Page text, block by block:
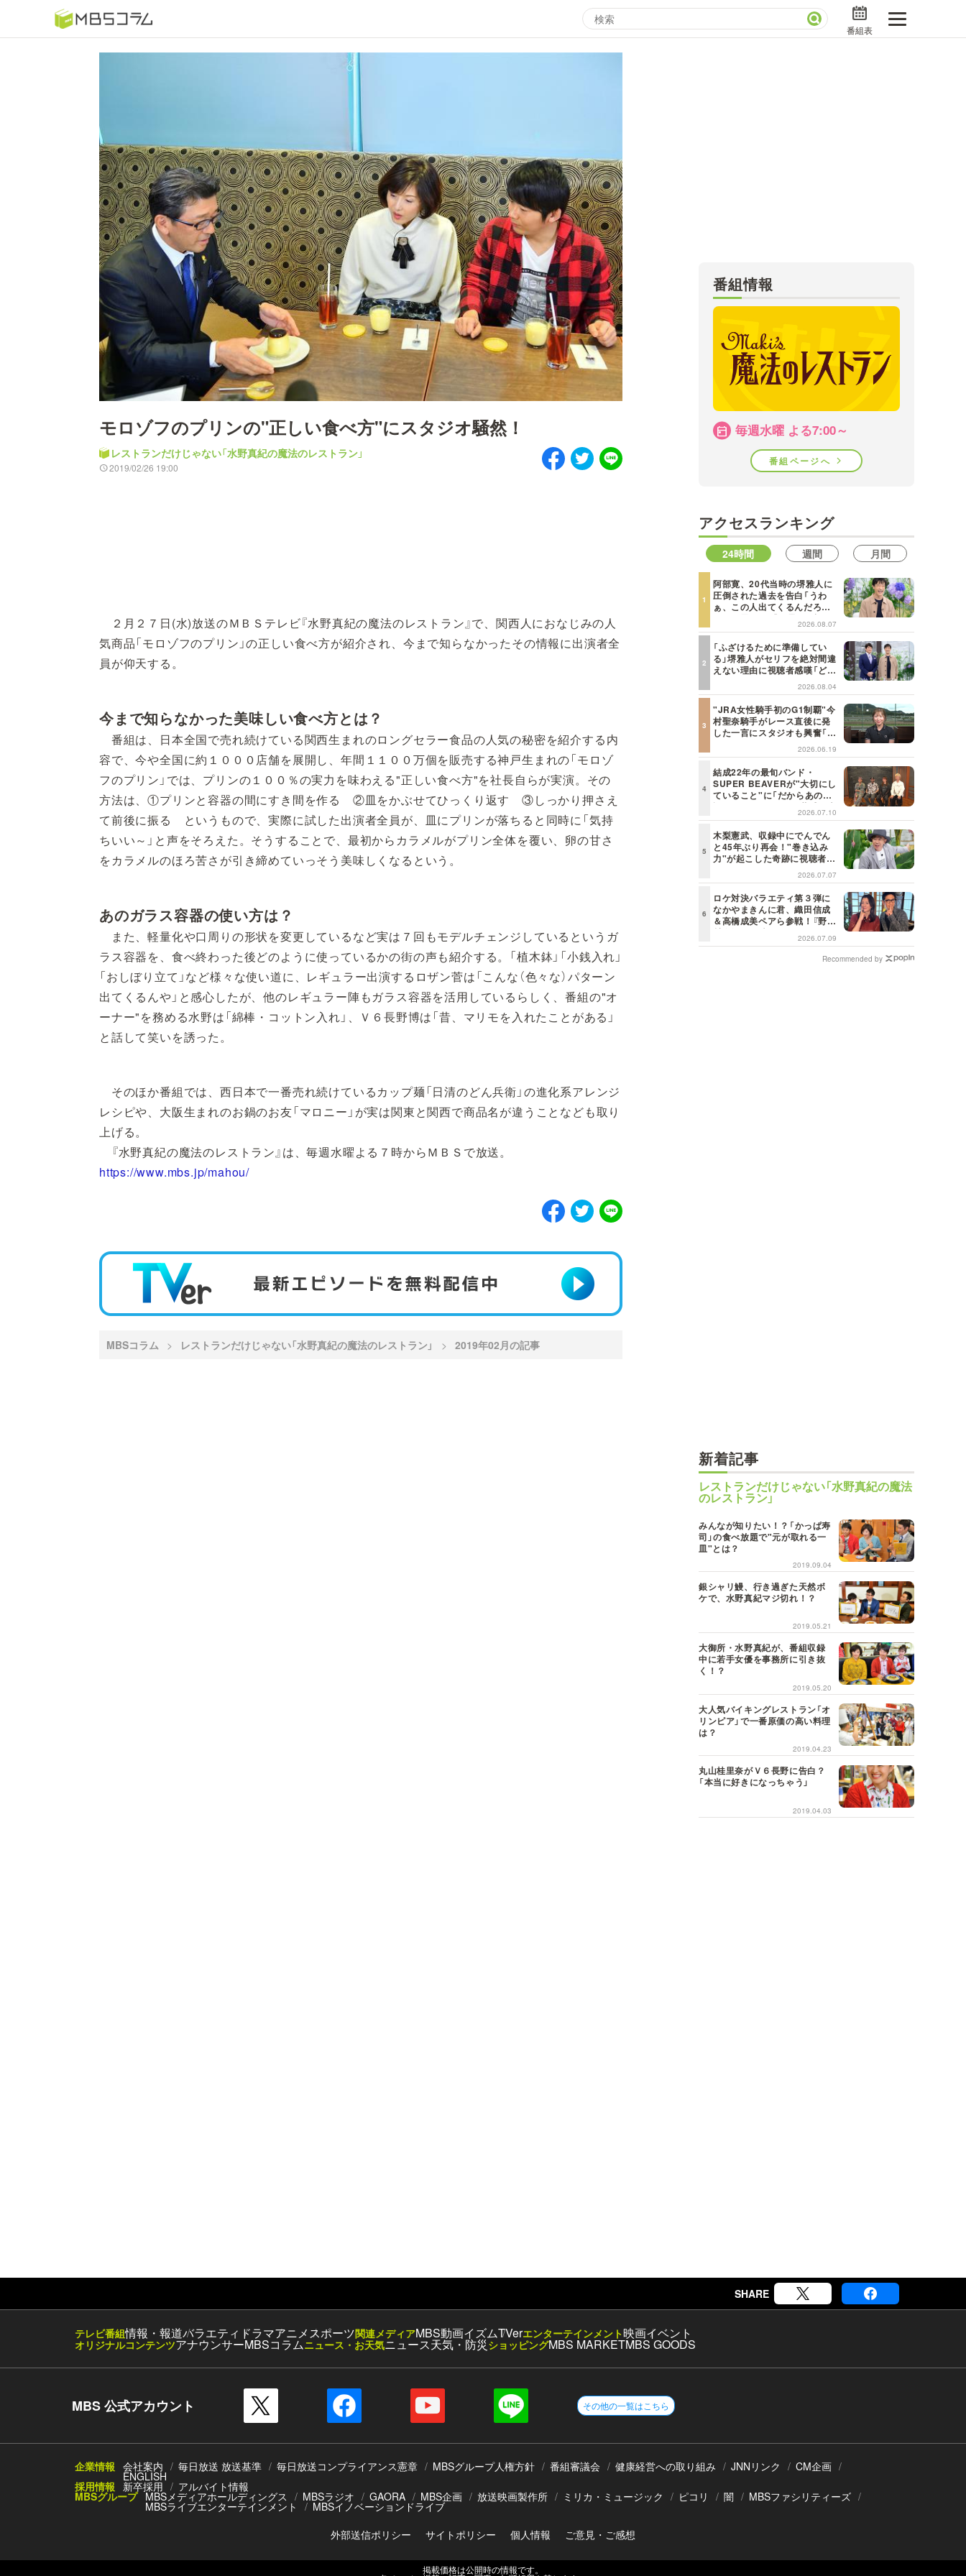
番組表
番組コラムから探す
もう一度楽しむプレバト
推しといつまでも 月曜の蛙、大海を知る。
何が起こるかホンマにわからん！？「ごぶごぶ」のトリ
情熱大陸を読む
痛快！明石家電視台に、エエ話はいらんねん！
池上彰のニュース解説が読める！「生！池上彰×山里亮
太」
5分で読める！教えてもらう前と後
MBSテレビ TOP
モロゾフのプリンの"正しい食べ方"にスタジオ騒然！
レストランだけじゃない「水野真紀の魔法のレストラン」
2019/02/26 19:00
２月２７日(水)放送のＭＢＳテレビ『水野真紀の魔法のレストラン』で、関西人におなじみの人
気商品「モロゾフのプリン」の正しい食べ方が紹介され、今まで知らなかったその情報に出演者全
員が仰天する。
今まで知らなかった美味しい食べ方とは？
番組は、日本全国で売れ続けている関西生まれのロングセラー食品の人気の秘密を紹介する内
容で、今や全国に約１０００店舗を展開し、年間１１００万個を販売する神戸生まれの「モロゾ
フのプリン」では、プリンの１００％の実力を味わえる"正しい食べ方"を社長自らが実演。その
方法は、①プリンと容器の間にすき間を作る ②皿をかぶせてひっくり返す ③しっかり押さえ
て前後に振る というもので、実際に試した出演者全員が、皿にプリンが落ちると同時に「気持
ちいい～」と声をそろえた。そうすることで、最初からカラメルがプリン全体を覆い、卵の甘さ
をカラメルのほろ苦さが引き締めていっそう美味しくなるという。
あのガラス容器の使い方は？
また、軽量化や口周りの形状を変更しているなど実は７回もモデルチェンジしているというガ
ラス容器を、食べ終わった後どのように使っているかの街の声も紹介する。「植木鉢」「小銭入れ」
「おしぼり立て」など様々な使い道に、レギュラー出演するロザン菅は「こんな（色々な）パターン
出てくるんや」と感心したが、他のレギュラー陣もガラス容器を活用しているらしく、番組の"オ
ーナー"を務める水野は「綿棒・コットン入れ」、Ｖ６長野博は「昔、マリモを入れたことがある」
と話して笑いを誘った。
そのほか番組では、西日本で一番売れ続けているカップ麺「日清のどん兵衛」の進化系アレンジ
レシピや、大阪生まれのお鍋のお友「マロニー」が実は関東と関西で商品名が違うことなども取り
上げる。
『水野真紀の魔法のレストラン』は、毎週水曜よる７時からＭＢＳで放送。
https://www.mbs.jp/mahou/
MBSコラム レストランだけじゃない「水野真紀の魔法のレストラン」 2019年02月の記事
番組情報
毎週水曜 よる7:00～
番組ページへ
アクセスランキング
24時間 週間 月間
阿部寛、20代当時の堺雅人に
圧倒された過去を告白「うわ
ぁ、この人出てくるんだろう
な、と思った」【日曜日の初耳
学】
2026.08.07
「ふざけるために準備してい
る」堺雅人がセリフを絶対間違
えない理由に視聴者感嘆「どん
な仕事にも当てはまる」【日曜
日の初耳学】
2026.08.04
"JRA女性騎手初のG1制覇"今
村聖奈騎手がレース直後に発
した一言にスタジオも興奮「こ
れはしびれる！」＜日曜日の初
耳学＞
2026.06.19
結成22年の最旬バンド・
SUPER BEAVERが"大切にし
ていること"に「だからあの歌
詞が届けられるんだ」共感の声
＜日曜日の初耳学＞ 2026.07.10
木梨憲武、収録中にでんでん
と45年ぶり再会！"巻き込み
力"が起こした奇跡に視聴者も
興奮「これがテレビの面白さだ
よね！」＜日曜日の初耳学＞
2026.07.07
ロケ対決バラエティ第３弾に
なかやまきんに君、織田信成
＆高橋成美ペアら参戦！『野々
村友紀子を黙らせろ！』１２日
（日）昼に放送！
2026.07.09
Recommended by
新着記事
レストランだけじゃない「水野真紀の魔法
のレストラン」
みんなが知りたい！？「かっぱ寿
司」の食べ放題で"元が取れる一
皿"とは？
2019.09.04
銀シャリ鰻、行き過ぎた天然ボ
ケで、水野真紀マジ切れ！？
2019.05.21
大御所・水野真紀が、番組収録
中に若手女優を事務所に引き抜
く！？
2019.05.20
大人気バイキングレストラン「オ
リンピア」で一番原価の高い料理
は？
2019.04.23
丸山桂里奈がＶ６長野に告白？
「本当に好きになっちゃう」
2019.04.03
SHARE
テレビ番組情報・報道バラエティ ドラマアニメ スポーツ関連メディアMBS動画イズムTVerエンターテインメント映画イベント
オリジナルコンテンツアナウンサーMBSコラムニュース・お天気ニュース天気・防災ショッピングMBS MARKETMBS GOODS
MBS 公式アカウント その他の一覧はこちら
企業情報 会社案内 毎日放送 放送基準 毎日放送コンプライアンス憲章 MBSグループ人権方針 番組審議会 健康経営への取り組み JNNリンク CM企画
ENGLISH
採用情報 新卒採用 アルバイト情報
MBSグループ MBSメディアホールディングス MBSラジオ GAORA MBS企画 放送映画製作所 ミリカ・ミュージック ピコリ 闇 MBSファシリティーズ
MBSライブエンターテインメント
MBSイノベーションドライブ
外部送信ポリシー
サイトポリシー 個人情報 ご意見・ご感想
掲載価格は公開時の情報です。